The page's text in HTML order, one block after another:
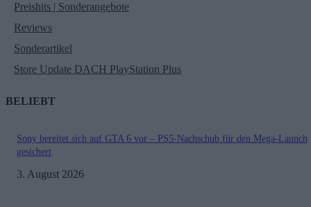
Preishits | Sonderangebote
Reviews
Sonderartikel
Store Update DACH PlayStation Plus
BELIEBT
Sony bereitet sich auf GTA 6 vor – PS5-Nachschub für den Mega-Launch
gesichert
3. August 2026